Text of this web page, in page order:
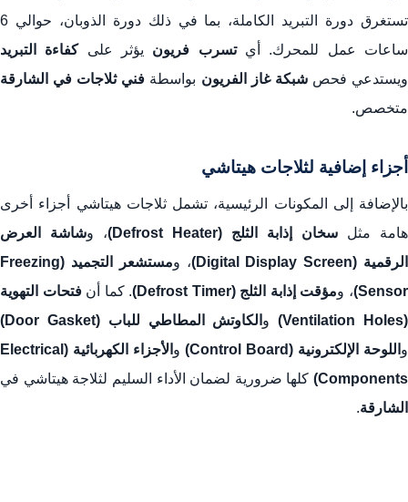
تستغرق دورة التبريد الكاملة، بما في ذلك دورة الذوبان، حوالي 6
ساعات عمل للمحرك. أيتسرب فريون يؤثر علىكفاءة التبريد
ويستدعي فحصشبكة غاز الفريون بواسطة فني ثلاجات في الشارقة
متخصص.
أجزاء إضافية لثلاجات هيتاشي
بالإضافة إلى المكونات الرئيسية، تشمل ثلاجات هيتاشي أجزاء أخرى
هامة مثل سخان إذابة الثلج (Defrost Heater) ، وشاشة العرض
الرقمية (Digital Display Screen)
، و
مستشعر التجميد (Freezing
Sensor) ، ومؤقت إذابة الثلج (Defrost Timer) . كما أنفتحات التهوية
(Ventilation Holes)
و الكاوتش المطاطي للباب (Door Gasket)
و اللوحة الإلكترونية (Control Board) و
الأجزاء الكهربائية (Electrical
Components) كلها ضرورية لضمان الأداء السليم لثلاجة هيتاشي في
الشارقة.